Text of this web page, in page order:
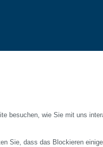
besuchen, wie Sie mit uns
Sie, dass das Blockieren